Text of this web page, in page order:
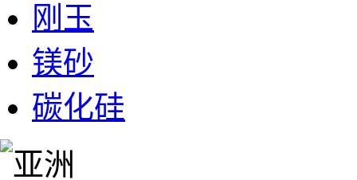
刚玉
镁砂
碳化硅